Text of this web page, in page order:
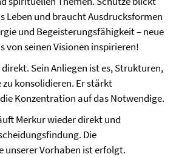
Leben und braucht Ausdrucksformen
und Begeisterungsfähigkeit – neue
von seinen Visionen inspirieren!
Sein Anliegen ist es, Strukturen,
zu konsolidieren. Er stärkt
Konzentration auf das Notwendige.
Merkur wieder direkt und
Die
unserer Vorhaben ist erfolgt.